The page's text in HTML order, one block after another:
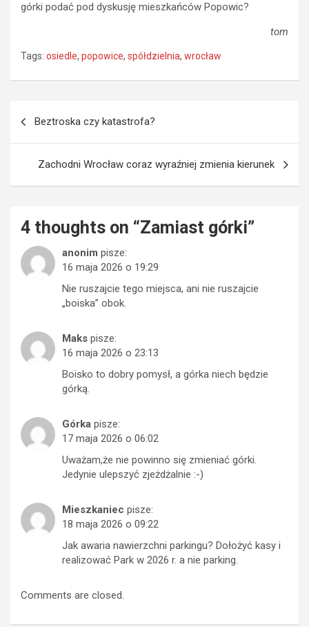
górki podać pod dyskusję mieszkańców Popowic?
tom
Tags: osiedle, popowice, spółdzielnia, wrocław
Beztroska czy katastrofa?
Zachodni Wrocław coraz wyraźniej zmienia kierunek
4 thoughts on “Zamiast górki”
anonim pisze:
16 maja 2026 o 19:29
Nie ruszajcie tego miejsca, ani nie ruszajcie
„boiska” obok.
Maks pisze:
16 maja 2026 o 23:13
Boisko to dobry pomysł, a górka niech będzie
górką.
Górka pisze:
17 maja 2026 o 06:02
Uważam,że nie powinno się zmieniać górki.
Jedynie ulepszyć zjeżdżalnie :⁠-⁠)
Mieszkaniec pisze:
18 maja 2026 o 09:22
Jak awaria nawierzchni parkingu? Dołożyć kasy i
realizować Park w 2026 r. a nie parking.
Comments are closed.